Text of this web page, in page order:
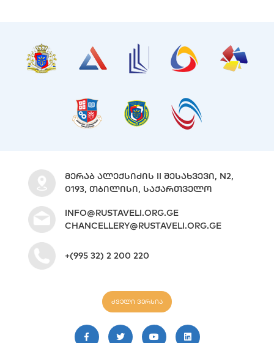
ᲛᲔᲠᲐᲑ ᲐᲚᲔᲥᲡᲘᲫᲘᲡ II ᲨᲔᲡᲐᲮᲕᲔᲕᲘ, N2,
0193, ᲗᲑᲘᲚᲘᲡᲘ, ᲡᲐᲥᲐᲠᲗᲕᲔᲚᲝ
INFO@RUSTAVELI.ORG.GE
CHANCELLERY@RUSTAVELI.ORG.GE
+(995 32) 2 200 220
ძველი ვერსია